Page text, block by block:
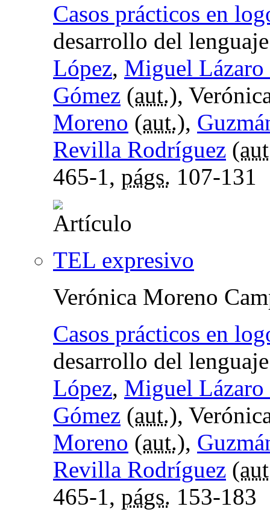
Casos prácticos en
desarrollo del lenguaje
López, Miguel
Gómez (aut.),
Moreno (aut.),
Revilla Rodríguez (
465-1, págs. 107-131
TEL expresivo
Verónica Moreno
Casos prácticos en
desarrollo del lenguaje
López, Miguel
Gómez (aut.),
Moreno (aut.),
Revilla Rodríguez (
465-1, págs. 153-183